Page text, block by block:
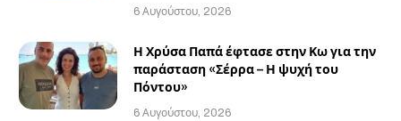
6 Αυγούστου, 2026
Η Χρύσα Παπά έφτασε στην Κω για την
παράσταση «Σέρρα – Η ψυχή του
Πόντου»
6 Αυγούστου, 2026